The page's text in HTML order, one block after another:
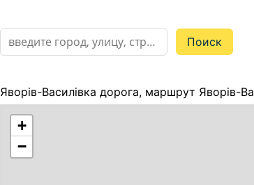
Яворів-Василівка дорога, маршрут Яворів-
+
−